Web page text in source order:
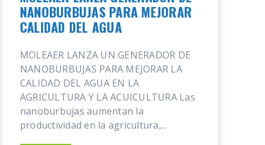
NANOBURBUJAS PARA MEJORAR
CALIDAD DEL AGUA
MOLEAER LANZA UN GENERADOR DE
NANOBURBUJAS PARA MEJORAR LA
CALIDAD DEL AGUA EN LA
AGRICULTURA Y LA ACUICULTURA Las
nanoburbujas aumentan la
productividad en la agricultura,...